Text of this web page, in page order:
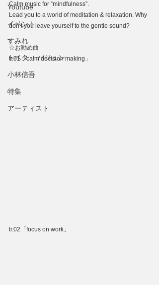
Youtube
イベント
すみれ
トベタ ・バジュン
小林信吾
特集
アーティスト
Calm music for “mindfulness”.
Lead you to a world of meditation & relaxation. Why
don’t you leave yourself to the gentle sound?
☆お勧め曲
tr.01「calm decision making」
tr.02「focus on work」